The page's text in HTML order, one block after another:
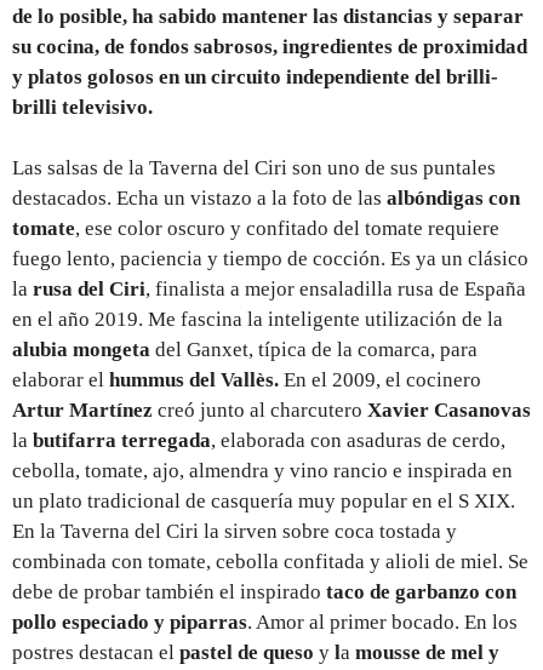
de lo posible, ha sabido mantener las distancias y separar
su cocina, de fondos sabrosos, ingredientes de proximidad
y platos golosos en un circuito independiente del brilli-
brilli televisivo.
Las salsas de la Taverna del Ciri son uno de sus puntales
destacados. Echa un vistazo a la foto de las albóndigas con
tomate, ese color oscuro y confitado del tomate requiere
fuego lento, paciencia y tiempo de cocción. Es ya un clásico
la rusa del Ciri, finalista a mejor ensaladilla rusa de España
en el año 2019. Me fascina la inteligente utilización de la
alubia mongeta del Ganxet, típica de la comarca, para
elaborar el hummus del Vallès. En el 2009, el cocinero
Artur Martínez creó junto al charcutero Xavier Casanovas
la butifarra terregada, elaborada con asaduras de cerdo,
cebolla, tomate, ajo, almendra y vino rancio e inspirada en
un plato tradicional de casquería muy popular en el S XIX.
En la Taverna del Ciri la sirven sobre coca tostada y
combinada con tomate, cebolla confitada y alioli de miel. Se
debe de probar también el inspirado taco de garbanzo con
pollo especiado y piparras. Amor al primer bocado. En los
postres destacan el pastel de queso y la mousse de mel y